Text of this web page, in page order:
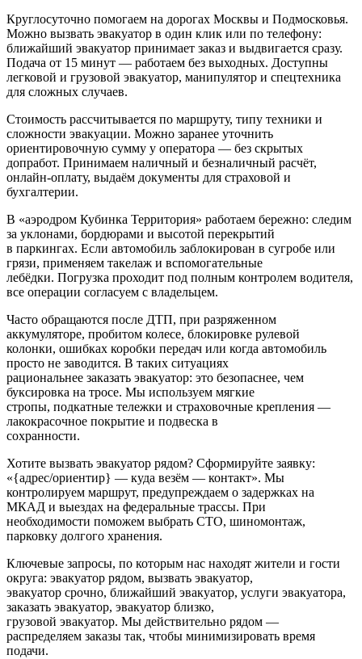
Круглосуточно помогаем на дорогах Москвы и Подмосковья.
Можно вызвать эвакуатор в один клик или по телефону:
ближайший эвакуатор принимает заказ и выдвигается сразу.
Подача от 15 минут — работаем без выходных. Доступны
легковой и грузовой эвакуатор, манипулятор и спецтехника
для сложных случаев.
Стоимость рассчитывается по маршруту, типу техники и
сложности эвакуации. Можно заранее уточнить
ориентировочную сумму у оператора — без скрытых
допработ. Принимаем наличный и безналичный расчёт,
онлайн-оплату, выдаём документы для страховой и
бухгалтерии.
В «аэродром Кубинка Территория» работаем бережно: следим
за уклонами, бордюрами и высотой перекрытий
в паркингах. Если автомобиль заблокирован в сугробе или
грязи, применяем такелаж и вспомогательные
лебёдки. Погрузка проходит под полным контролем водителя,
все операции согласуем с владельцем.
Часто обращаются после ДТП, при разряженном
аккумуляторе, пробитом колесе, блокировке рулевой
колонки, ошибках коробки передач или когда автомобиль
просто не заводится. В таких ситуациях
рациональнее заказать эвакуатор: это безопаснее, чем
буксировка на тросе. Мы используем мягкие
стропы, подкатные тележки и страховочные крепления —
лакокрасочное покрытие и подвеска в
сохранности.
Хотите вызвать эвакуатор рядом? Сформируйте заявку:
«{адрес/ориентир} — куда везём — контакт». Мы
контролируем маршрут, предупреждаем о задержках на
МКАД и выездах на федеральные трассы. При
необходимости поможем выбрать СТО, шиномонтаж,
парковку долгого хранения.
Ключевые запросы, по которым нас находят жители и гости
округа: эвакуатор рядом, вызвать эвакуатор,
эвакуатор срочно, ближайший эвакуатор, услуги эвакуатора,
заказать эвакуатор, эвакуатор близко,
грузовой эвакуатор. Мы действительно рядом —
распределяем заказы так, чтобы минимизировать время
подачи.